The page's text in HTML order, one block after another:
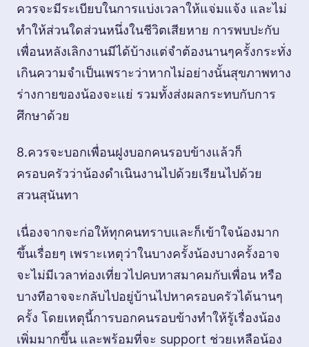
ควรจะมีระเบียบในการแบ่งเวลาให้แจ่มแจ้ง และไม่
ทำให้ส่วนใดส่วนหนึ่งในชีวิตเสียหาย การพบปะกับ
เพื่อนหลังเลิกงานมีได้บ้างแต่จำต้องนานๆครั้งกระทั่ง
เกินความจำเป็นเพราะว่าหากไม่อย่างนั้นสุขภาพทาง
ร่างกายของน้องจะแย่ รวมทั้งส่งผลกระทบกับการ
ศึกษาด้วย
8.ควรจะบอกเพื่อนฝูงบอกคนรอบข้างแล้วก็
ครอบครัวว่าน้องดำเนินงานไปด้วยเรียนไปด้วย
สวนสุนันทา
เนื่องจากจะก่อให้ทุกคนทราบและก็เข้าใจน้องมาก
ขึ้นเรื่อยๆ เพราะเหตุว่าในบางครั้งน้องบางครั้งอาจ
จะไม่มีเวลาท่องเที่ยวไปคบหาสมาคมกับเพื่อน หรือ
บางทีอาจจะกลับไปอยู่บ้านไปหาครอบครัวได้นานๆ
ครั้ง โดยเหตุนี้การบอกคนรอบข้างทำให้รู้เรื่องน้อง
เพิ่มมากขึ้น และพร้อมที่จะ support ช่วยเหลือน้อง